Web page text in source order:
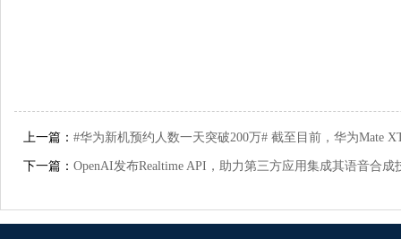
上一篇： #华为新机预约人数一天突破200万# 截至目前，华为Mate
下一篇： OpenAI发布Realtime API，助力第三方应用集成其语音合成